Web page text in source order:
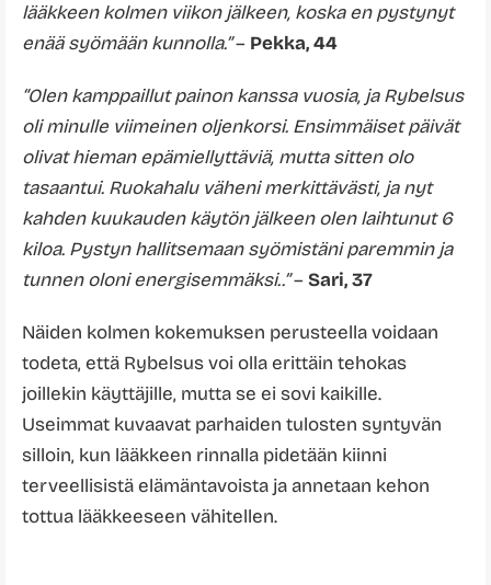
lääkkeen kolmen viikon jälkeen, koska en pystynyt
enää syömään kunnolla.”– Pekka, 44
“Olen kamppaillut painon kanssa vuosia, ja Rybelsus
oli minulle viimeinen oljenkorsi. Ensimmäiset päivät
olivat hieman epämiellyttäviä, mutta sitten olo
tasaantui. Ruokahalu väheni merkittävästi, ja nyt
kahden kuukauden käytön jälkeen olen laihtunut 6
kiloa. Pystyn hallitsemaan syömistäni paremmin ja
tunnen oloni energisemmäksi..”–Sari, 37
Näiden kolmen kokemuksen perusteella voidaan
todeta, että Rybelsus voi olla erittäin tehokas
joillekin käyttäjille, mutta se ei sovi kaikille.
Useimmat kuvaavat parhaiden tulosten syntyvän
silloin, kun lääkkeen rinnalla pidetään kiinni
terveellisistä elämäntavoista ja annetaan kehon
tottua lääkkeeseen vähitellen.